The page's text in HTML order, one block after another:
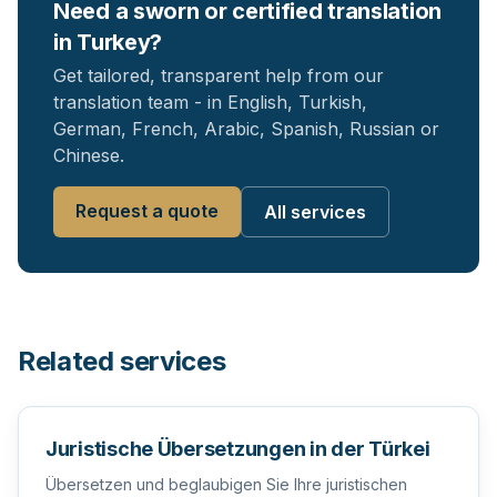
Need a sworn or certified translation
in Turkey?
Get tailored, transparent help from our
translation team - in English, Turkish,
German, French, Arabic, Spanish, Russian or
Chinese.
Request a quote All services
Related services
Juristische Übersetzungen in der Türkei
Übersetzen und beglaubigen Sie Ihre juristischen